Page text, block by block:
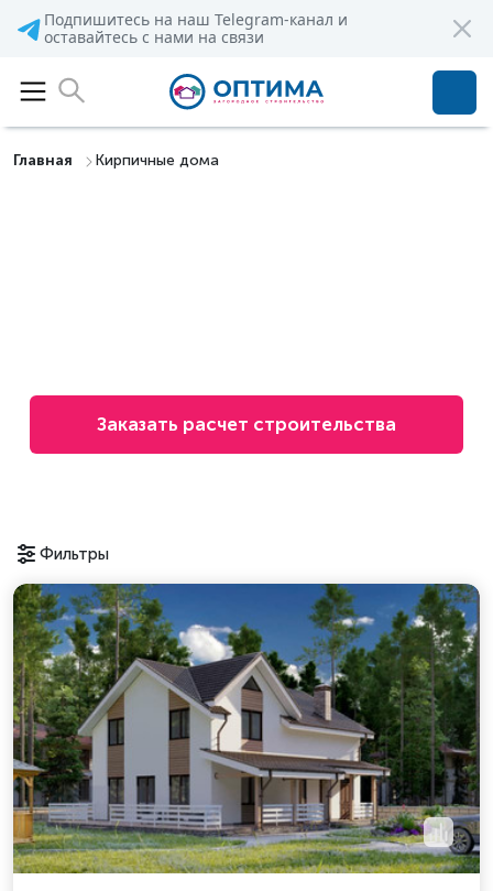
Подпишитесь на наш Telegram-канал и
оставайтесь с нами на связи
Главная Кирпичные дома
Заказать расчет строительства
Фильтры